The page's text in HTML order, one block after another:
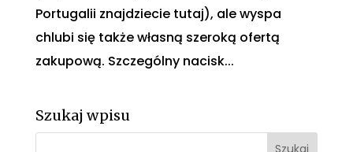
Portugalii znajdziecie tutaj), ale wyspa
chlubi się także własną szeroką ofertą
zakupową. Szczególny nacisk...
Szukaj wpisu